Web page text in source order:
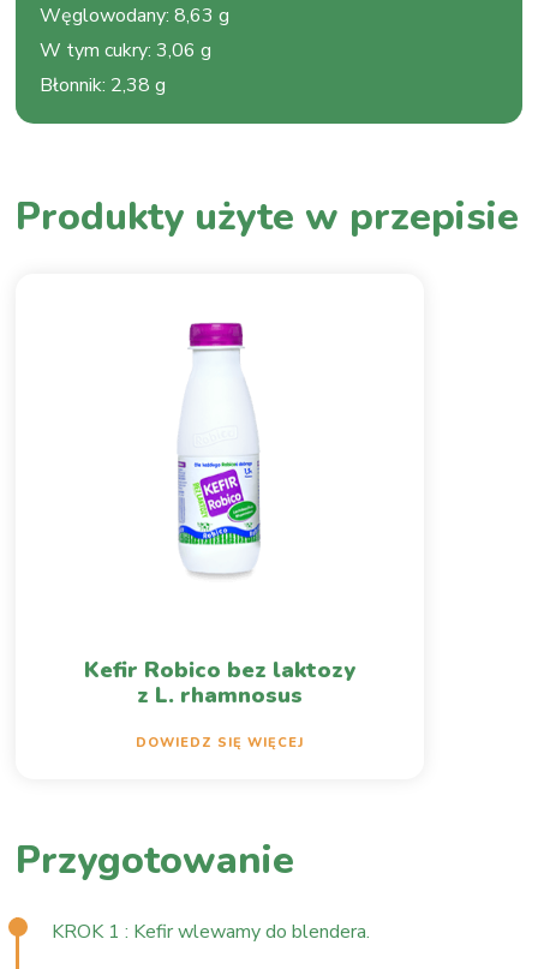
Węglowodany:8,63 g
W tym cukry:3,06 g
Błonnik: 2,38 g
Produkty użyte w przepisie
Kefir Robico bez laktozy
z L. rhamnosus
DOWIEDZ SIĘ WIĘCEJ
Przygotowanie
KROK 1 : Kefir wlewamy do blendera.